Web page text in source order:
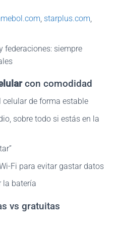
, starplus.com,
federaciones: siempre
con comodidad
de forma estable
sobre todo si estás en la
Fi para evitar gastar datos
la batería
vs gratuitas